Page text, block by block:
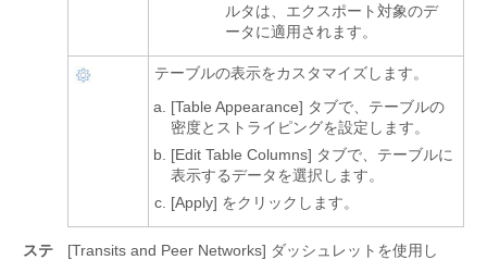
ルタは、エクスポート対象のデ
ータに適用されます。
テーブルの表示をカスタマイズします。
[Table Appearance] タブで、テーブルの
密度とストライピングを設定します。
[Edit Table Columns] タブで、テーブルに
表示するデータを選択します。
[Apply] をクリックします。
ステ
[Transits and Peer Networks] ダッシュレットを使用し